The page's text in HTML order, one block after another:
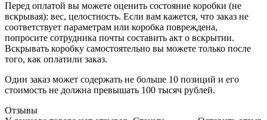
Перед оплатой вы можете оценить состояние коробки (не
вскрывая): вес, целостность. Если вам кажется, что заказ не
соответствует параметрам или коробка повреждена,
попросите сотрудника почты составить акт о вскрытии.
Вскрывать коробку самостоятельно вы можете только после
того, как оплатили заказ.
Один заказ может содержать не больше 10 позиций и его
стоимость не должна превышать 100 тысяч рублей.
Отзывы